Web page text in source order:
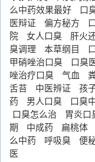
么中药效果最好
口
医辩证
偏方秘方
院
女人口臭 肝火
臭调理
本草纲目
甲硝唑治口臭
口臭
唑治疗口臭
气血
舌苔
中医辨证 孩
药
男人口臭 口臭
口臭怎么治
胃炎口
期
中成药 扁桃体
么中药
呼吸臭 便
医